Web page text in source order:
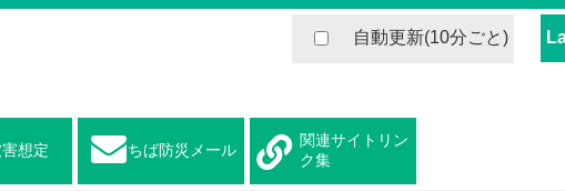
自動更新(10分ごと)
想定 ちば防災メール
関連サイトリン
ク集